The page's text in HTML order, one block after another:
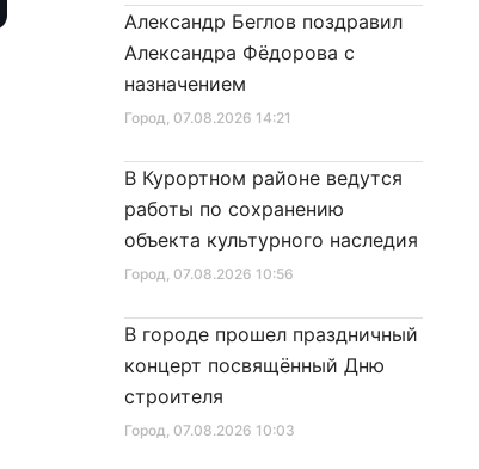
Город, 07.08.2026 14:21
Александр Беглов поздравил
Александра Фёдорова с
назначением
Город, 07.08.2026 10:56
В Курортном районе ведутся
работы по сохранению
объекта культурного наследия
Город, 07.08.2026 10:03
В городе прошел праздничный
концерт посвящённый Дню
строителя